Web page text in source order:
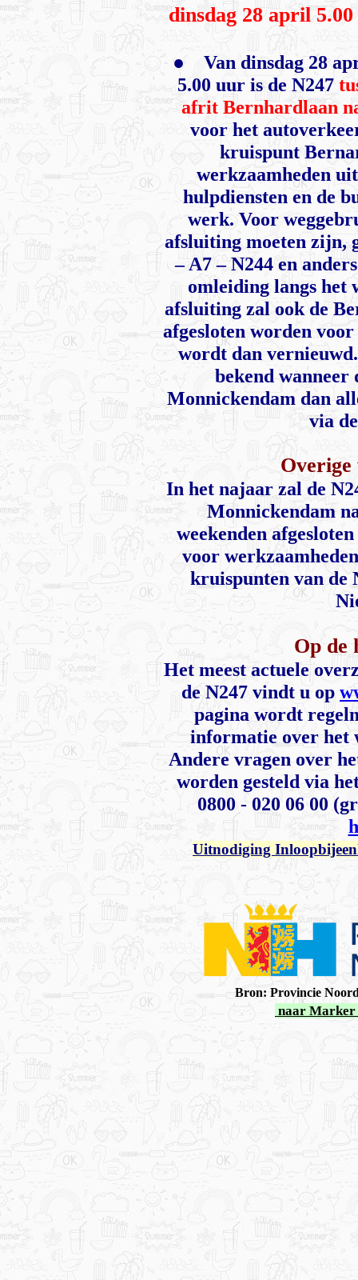
dinsdag 28 april
●
Van dinsdag 28
5.00 uur is de N247
afrit Bernhardlaan
voor het
kruispunt
werkzaamheden
hulpdiensten en de
werk. Voor
afsluiting moeten zijn,
– A7 – N244 en
omleiding langs het
afsluiting zal ook de
afgesloten worden
wordt dan
bekend
Monnickendam dan
via
Overige
In het najaar zal de
Monnickendam
weekenden
voor
kruispunten van de
Op de
Het meest actuele
de N247 vindt u op
pagina wordt
informatie over het
Andere vragen over
worden gesteld via
0800 - 020 06 00
Uitnodiging
Bron: Provincie
naar Marker